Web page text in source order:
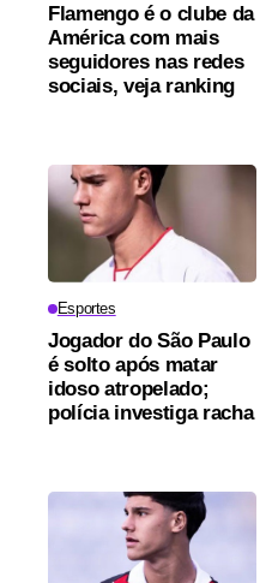
Flamengo é o clube da
América com mais
seguidores nas redes
sociais, veja ranking
Esportes
Jogador do São Paulo
é solto após matar
idoso atropelado;
polícia investiga racha